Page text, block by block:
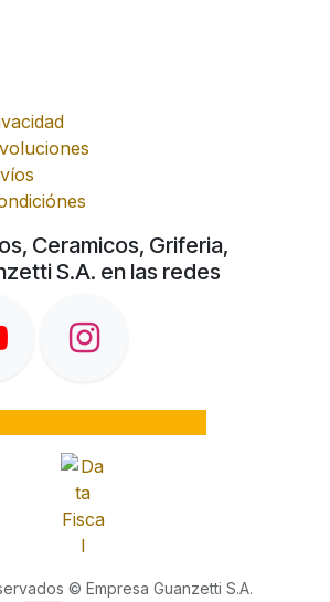
Ceramicos, Griferia,
S.A. en las redes
© Empresa Guanzetti S.A.